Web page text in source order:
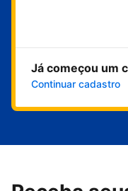
Já começou um
Continuar cadastro